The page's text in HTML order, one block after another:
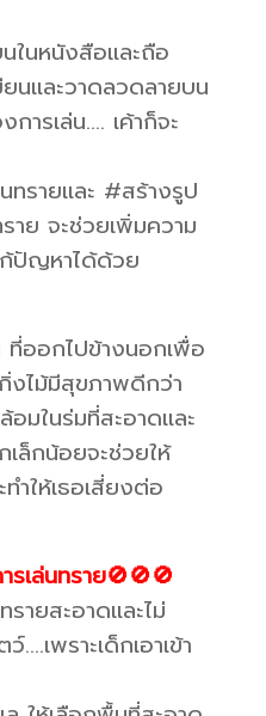
ในหนังสือและถือ
นและวาดลวดลายบน
ารเล่น…. เค้าก็จะ
ทรายและ #สร้างรูป
าย จะช่วยเพิ่มความ
ก้ปัญหาได้ด้วย
ที่ออกไปข้างนอกเพื่อ
งไม้มีสุขภาพดีกว่า
มในร่มที่สะอาดและ
ล็กน้อยจะช่วยให้
ให้เธอเสี่ยงต่อ
รเล่นทราย🚫🚫🚫
ายสะอาดและไม่
เพราะเด็กเอาเข้า